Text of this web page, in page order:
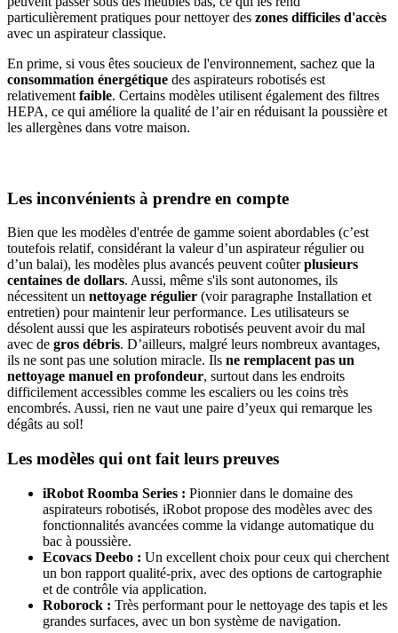
particulièrement pratiques pour nettoyer des zones difficiles d'accès
avec un aspirateur classique.
En prime, si vous êtes soucieux de l'environnement, sachez que la
consommation énergétique des aspirateurs robotisés est
relativement faible. Certains modèles utilisent également des filtres
HEPA, ce qui améliore la qualité de l’air en réduisant la poussière et
les allergènes dans votre maison.
Les inconvénients à prendre en compte
Bien que les modèles d'entrée de gamme soient abordables (c’est
toutefois relatif, considérant la valeur d’un aspirateur régulier ou
d’un balai), les modèles plus avancés peuvent coûterplusieurs
centaines de dollars. Aussi, même s'ils sont autonomes, ils
nécessitent un nettoyage régulier (voir paragraphe Installation et
entretien) pour maintenir leur performance. Les utilisateurs se
désolent aussi que les aspirateurs robotisés peuvent avoir du mal
avec de gros débris. D’ailleurs, malgré leurs nombreux avantages,
ils ne sont pas une solution miracle. Ils ne remplacent pas un
nettoyage manuel en profondeur, surtout dans les endroits
difficilement accessibles comme les escaliers ou les coins très
encombrés. Aussi, rien ne vaut une paire d’yeux qui remarque les
dégâts au sol!
Les modèles qui ont fait leurs preuves
iRobot Roomba Series : Pionnier dans le domaine des
aspirateurs robotisés, iRobot propose des modèles avec des
fonctionnalités avancées comme la vidange automatique du
bac à poussière.
Ecovacs Deebo : Un excellent choix pour ceux qui cherchent
un bon rapport qualité-prix, avec des options de cartographie
et de contrôle via application.
Roborock : Très performant pour le nettoyage des tapis et les
grandes surfaces, avec un bon système de navigation.